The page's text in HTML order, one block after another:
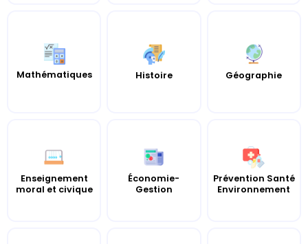
Mathématiques Histoire Géographie
Enseignement
moral et civique
Économie-
Gestion
Prévention Santé
Environnement